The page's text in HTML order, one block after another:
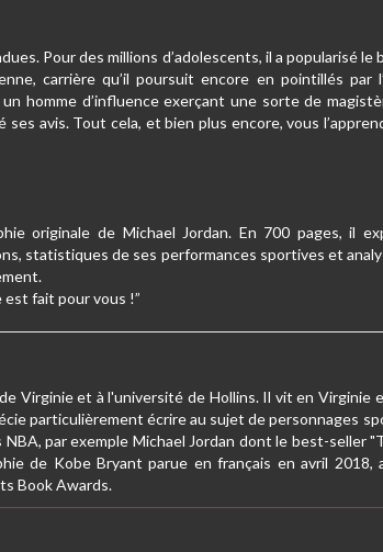
Pour des millions d’adolescents, il a popularisé le
carrière qu’il poursuit encore en pointillés par
homme d’influence exerçant une sorte de
avis. Tout cela, et bien plus encore, vous
originale de Michael Jordan. En 700 pages, il
statistiques de ses performances sportives et
est fait pour vous !”
Virginie et à l'université de Hollins. Il vit en Virginie
particulièrement écrire au sujet de personnages
par exemple Michael Jordan dont le best-seller
de Kobe Bryant parue en français en avril
Book Awards.